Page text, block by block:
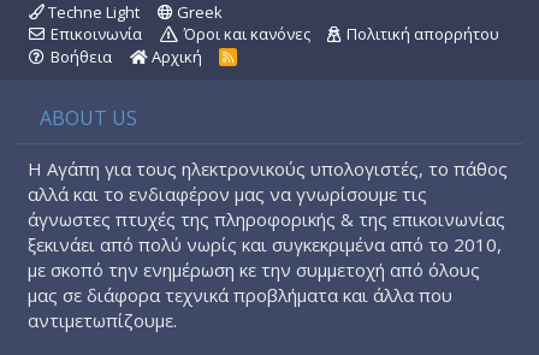
Techne Light
Greek
Επικοινωνία
Όροι και κανόνες
Πολιτική απορρήτου
Βοήθεια
Αρχική
R
ABOUT US
Η Αγάπη για τους ηλεκτρονικούς υπολογιστές, το πάθος
αλλά και το ενδιαφέρον μας να γνωρίσουμε τις
άγνωστες πτυχές της πληροφορικής & της επικοινωνίας
ξεκινάει από πολύ νωρίς και συγκεκριμένα από το 2010,
με σκοπό την ενημέρωση κε την συμμετοχή από όλους
μας σε διάφορα τεχνικά προβλήματα και άλλα που
αντιμετωπίζουμε.